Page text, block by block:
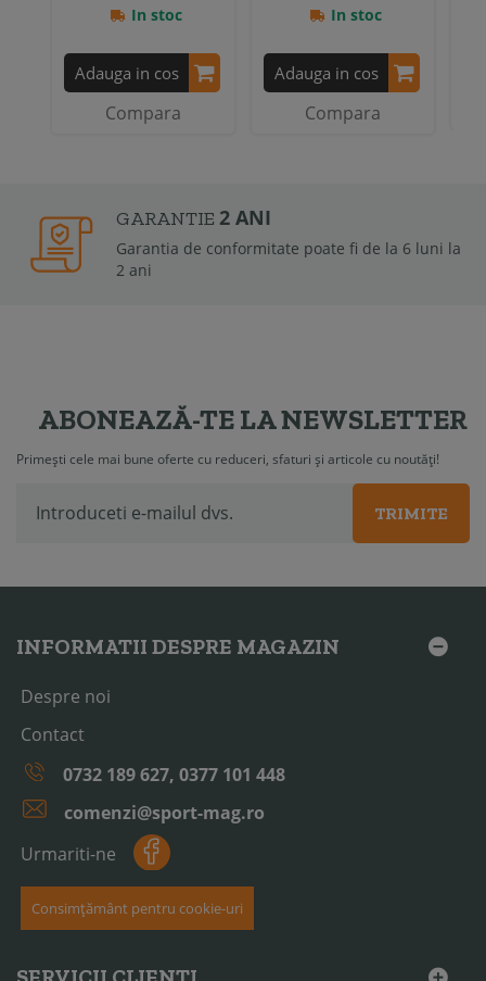
In stoc
Adauga in cos
Compara
In stoc
Adauga in cos
Compara
GARANTIE 2 ANI
Garantia de conformitate poate fi de la 6 luni la
2 ani
ABONEAZĂ-TE LA NEWSLETTER
Primești cele mai bune oferte cu reduceri, sfaturi și articole cu noutăți!
TRIMITE
INFORMATII DESPRE MAGAZIN
Despre noi
Contact
0732 189 627, 0377 101 448
comenzi@sport-mag.ro
Urmariti-ne
Consimțământ pentru cookie-uri